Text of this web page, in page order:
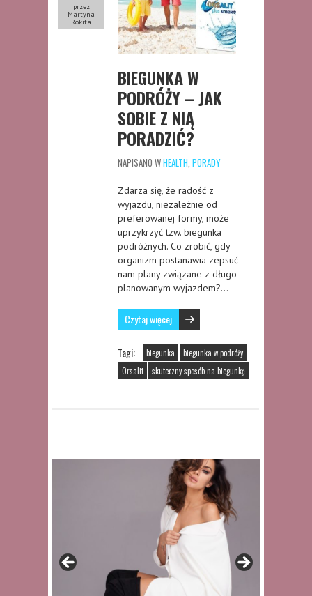
przez
Martyna
Rokita
BIEGUNKA W
PODRÓŻY – JAK
SOBIE Z NIĄ
PORADZIĆ?
NAPISANO WHEALTH PORADY
Zdarza się, że radość z
wyjazdu, niezależnie od
preferowanej formy, może
uprzykrzyć tzw. biegunka
podróżnych. Co zrobić, gdy
organizm postanawia zepsuć
nam plany związane z długo
planowanym wyjazdem?…
Czytaj więcej
Tagi: biegunka
biegunka w podróży
Orsalit
skuteczny sposób na biegunkę